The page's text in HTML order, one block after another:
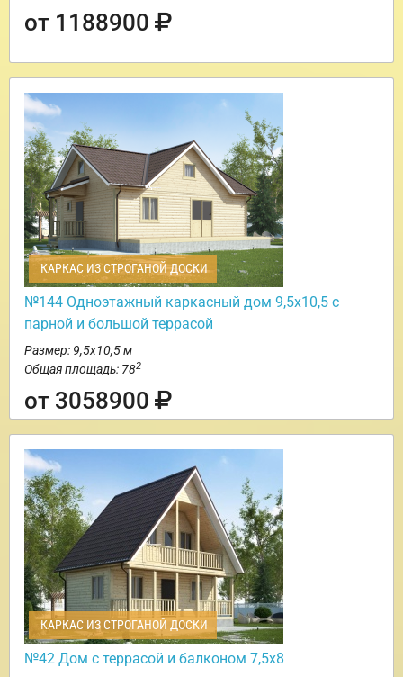
от 1188900
КАРКАС ИЗ СТРОГАНОЙ ДОСКИ
№144 Одноэтажный каркасный дом 9,5х10,5 с
парной и большой террасой
Размер: 9,5х10,5 м
Общая площадь: 782
от 3058900
КАРКАС ИЗ СТРОГАНОЙ ДОСКИ
№42 Дом с террасой и балконом 7,5х8